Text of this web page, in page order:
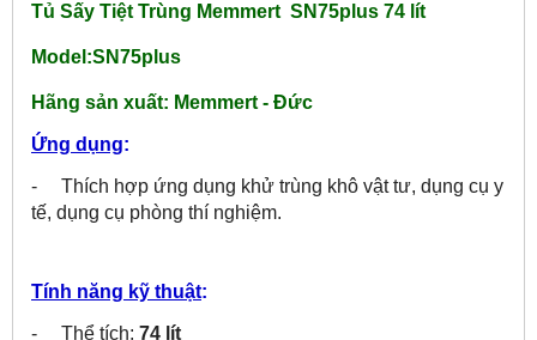
Tủ Sấy Tiệt Trùng Memmert SN75plus 74 lít
Model:SN75plus
Hãng sản xuất: Memmert - Đức
Ứng dụng:
- Thích hợp ứng dụng khử trùng khô vật tư, dụng cụ y
tế, dụng cụ phòng thí nghiệm.
Tính năng kỹ thuật:
- Thể tích: 74 lít